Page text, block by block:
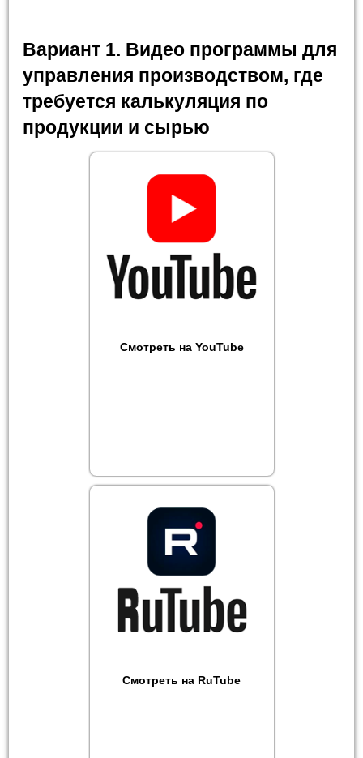
Вариант 1. Видео программы для
управления производством, где
требуется калькуляция по
продукции и сырью
Смотреть на YouTube
Смотреть на RuTube